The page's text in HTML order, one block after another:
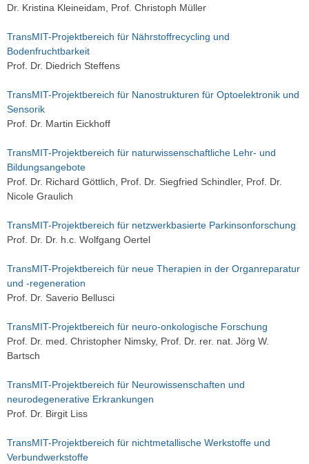
Dr. Kristina Kleineidam, Prof. Christoph Müller
TransMIT-Projektbereich für Nährstoffrecycling und
Bodenfruchtbarkeit
Prof. Dr. Diedrich Steffens
TransMIT-Projektbereich für Nanostrukturen für Optoelektronik und
Sensorik
Prof. Dr. Martin Eickhoff
TransMIT-Projektbereich für naturwissenschaftliche Lehr- und
Bildungsangebote
Prof. Dr. Richard Göttlich, Prof. Dr. Siegfried Schindler, Prof. Dr.
Nicole Graulich
TransMIT-Projektbereich für netzwerkbasierte Parkinsonforschung
Prof. Dr. Dr. h.c. Wolfgang Oertel
TransMIT-Projektbereich für neue Therapien in der Organreparatur
und -regeneration
Prof. Dr. Saverio Bellusci
TransMIT-Projektbereich für neuro-onkologische Forschung
Prof. Dr. med. Christopher Nimsky, Prof. Dr. rer. nat. Jörg W.
Bartsch
TransMIT-Projektbereich für Neurowissenschaften und
neurodegenerative Erkrankungen
Prof. Dr. Birgit Liss
TransMIT-Projektbereich für nichtmetallische Werkstoffe und
Verbundwerkstoffe